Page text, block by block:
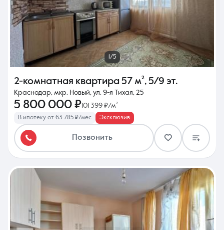
1/5
2-комнатная квартира 57 м², 5/9 эт.
Краснодар, мкр. Новый, ул. 9-я Тихая, 25
5 800 000 ₽ 101 399 ₽/м²
В ипотеку от 63 785 ₽/мес Эксклюзив
Позвонить